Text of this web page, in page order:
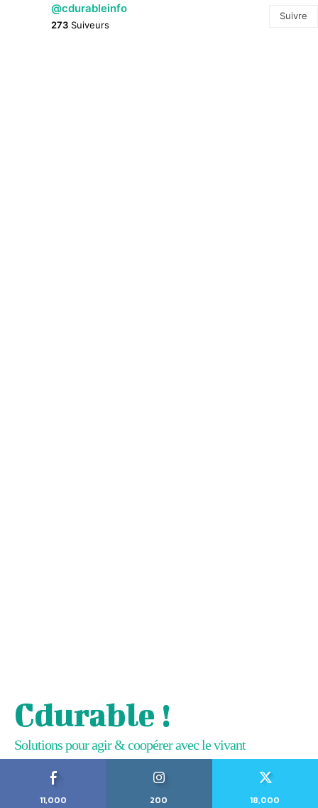
@cdurableinfo
273 Suiveurs
Suivre
Cdurable !
Solutions pour agir & coopérer avec le vivant
11,000
200
18,000